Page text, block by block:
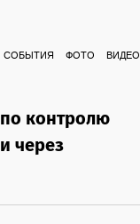
СОБЫТИЯ ФОТО ВИДЕО
контролю
через